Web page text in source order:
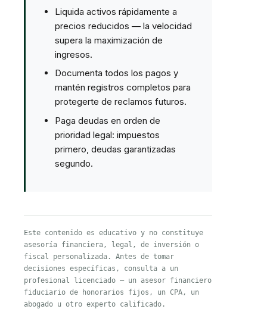
Liquida activos rápidamente a
precios reducidos — la velocidad
supera la maximización de
ingresos.
Documenta todos los pagos y
mantén registros completos para
protegerte de reclamos futuros.
Paga deudas en orden de
prioridad legal: impuestos
primero, deudas garantizadas
segundo.
Este contenido es educativo y no constituye
asesoría financiera, legal, de inversión o
fiscal personalizada. Antes de tomar
decisiones específicas, consulta a un
profesional licenciado — un asesor financiero
fiduciario de honorarios fijos, un CPA, un
abogado u otro experto calificado.